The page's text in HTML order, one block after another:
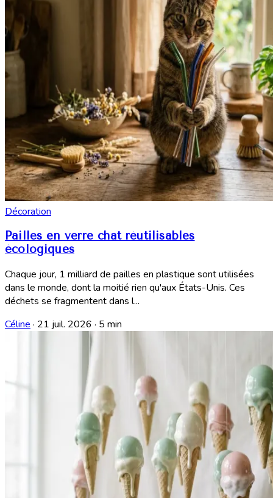
Décoration
Pailles en verre chat réutilisables
écologiques
Chaque jour, 1 milliard de pailles en plastique sont utilisées
dans le monde, dont la moitié rien qu'aux États-Unis. Ces
déchets se fragmentent dans l...
Céline · 21 juil. 2026 · 5 min